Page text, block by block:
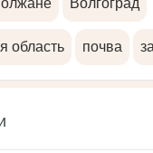
область почва